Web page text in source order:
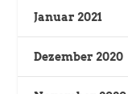
Januar 2021
Dezember 2020